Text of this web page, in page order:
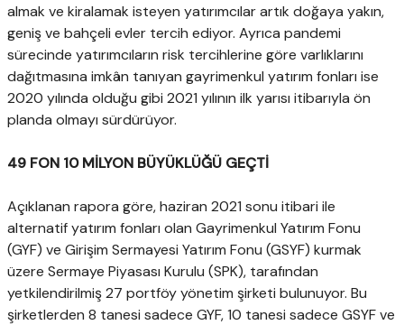
almak ve kiralamak isteyen yatırımcılar artık doğaya yakın,
geniş ve bahçeli evler tercih ediyor. Ayrıca pandemi
sürecinde yatırımcıların risk tercihlerine göre varlıklarını
dağıtmasına imkân tanıyan gayrimenkul yatırım fonları ise
2020 yılında olduğu gibi 2021 yılının ilk yarısı itibarıyla ön
planda olmayı sürdürüyor.
49 FON 10 MİLYON BÜYÜKLÜĞÜ GEÇTİ
Açıklanan rapora göre, haziran 2021 sonu itibari ile
alternatif yatırım fonları olan Gayrimenkul Yatırım Fonu
(GYF) ve Girişim Sermayesi Yatırım Fonu (GSYF) kurmak
üzere Sermaye Piyasası Kurulu (SPK), tarafından
yetkilendirilmiş 27 portföy yönetim şirketi bulunuyor. Bu
şirketlerden 8 tanesi sadece GYF, 10 tanesi sadece GSYF ve